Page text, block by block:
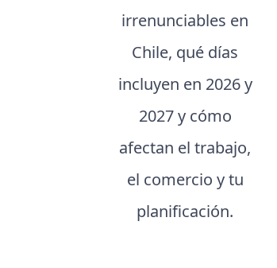
irrenunciables en
Chile, qué días
incluyen en 2026 y
2027 y cómo
afectan el trabajo,
el comercio y tu
planificación.